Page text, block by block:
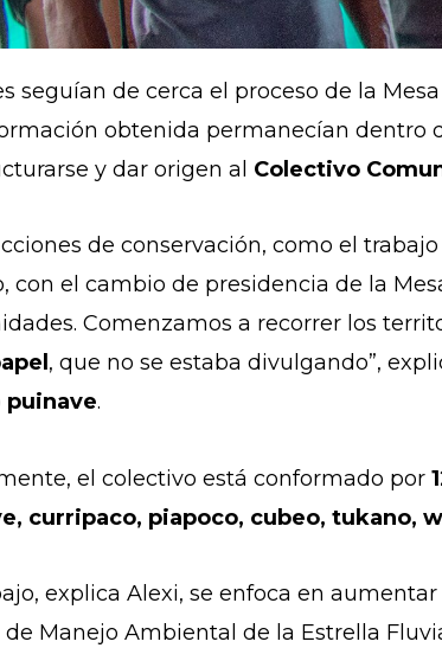
seguían de cerca el proceso de la
obtenida permanecían dentro
y dar origen al Colectivo
de conservación, como el
con el cambio de presidencia de la
Comenzamos a recorrer los
, que no se estaba divulgando”,
puinave.
el colectivo está conformado por
curripaco, piapoco, cubeo, tukano,
explica Alexi, se enfoca en
de Manejo Ambiental de la Estrella